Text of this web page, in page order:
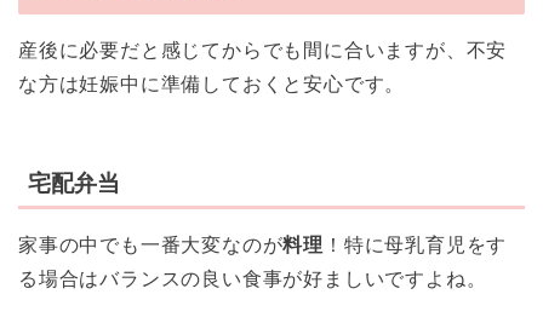
産後に必要だと感じてからでも間に合いますが、不安
な方は妊娠中に準備しておくと安心です。
宅配弁当
家事の中でも一番大変なのが料理 ！特に母乳育児をす
る場合はバランスの良い食事が好ましいですよね。